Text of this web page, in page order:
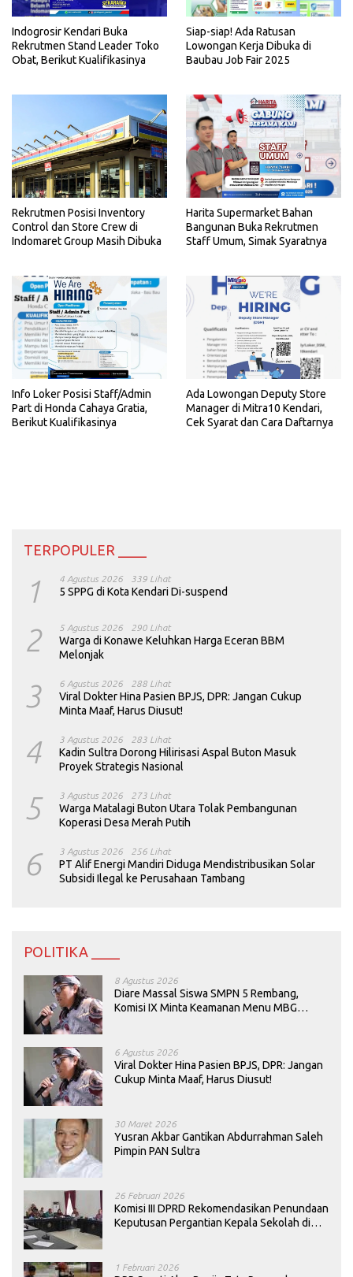
Indogrosir Kendari Buka
Rekrutmen Stand Leader Toko
Obat, Berikut Kualifikasinya
Siap-siap! Ada Ratusan
Lowongan Kerja Dibuka di
Baubau Job Fair 2025
Rekrutmen Posisi Inventory
Control dan Store Crew di
Indomaret Group Masih Dibuka
Harita Supermarket Bahan
Bangunan Buka Rekrutmen
Staff Umum, Simak Syaratnya
Info Loker Posisi Staff/Admin
Part di Honda Cahaya Gratia,
Berikut Kualifikasinya
Ada Lowongan Deputy Store
Manager di Mitra10 Kendari,
Cek Syarat dan Cara Daftarnya
TERPOPULER ____
1 4 Agustus 2026 339 Lihat
5 SPPG di Kota Kendari Di-suspend
2 5 Agustus 2026 290 Lihat
Warga di Konawe Keluhkan Harga Eceran BBM
Melonjak
3 6 Agustus 2026 288 Lihat
Viral Dokter Hina Pasien BPJS, DPR: Jangan Cukup
Minta Maaf, Harus Diusut!
4 3 Agustus 2026 283 Lihat
Kadin Sultra Dorong Hilirisasi Aspal Buton Masuk
Proyek Strategis Nasional
5 3 Agustus 2026 273 Lihat
Warga Matalagi Buton Utara Tolak Pembangunan
Koperasi Desa Merah Putih
6 3 Agustus 2026 256 Lihat
PT Alif Energi Mandiri Diduga Mendistribusikan Solar
Subsidi Ilegal ke Perusahaan Tambang
POLITIKA ____
8 Agustus 2026
Diare Massal Siswa SMPN 5 Rembang,
Komisi IX Minta Keamanan Menu MBG
6 Agustus 2026
Viral Dokter Hina Pasien BPJS, DPR: Jangan
Cukup Minta Maaf, Harus Diusut!
30 Maret 2026
Yusran Akbar Gantikan Abdurrahman Saleh
Pimpin PAN Sultra
26 Februari 2026
Komisi III DPRD Rekomendasikan Penundaan
Keputusan Pergantian Kepala Sekolah di
1 Februari 2026